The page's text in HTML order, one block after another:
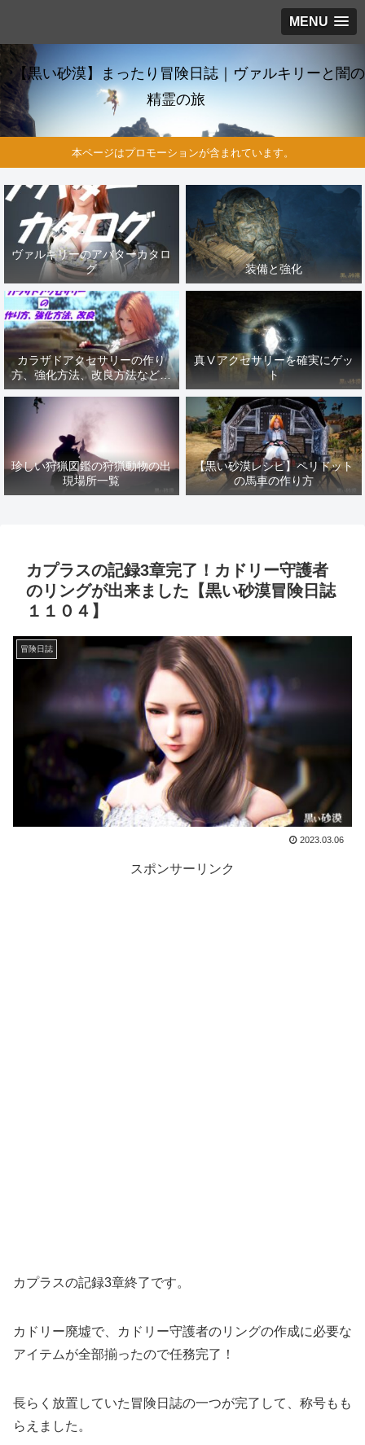
MENU
【黒い砂漠】まったり冒険日誌｜ヴァルキリーと闇の
精霊の旅
本ページはプロモーションが含まれています。
ヴァルキリーのアバターカタロ
グ
装備と強化
カラザドアクセサリーの作り
方、強化方法、改良方法などま
とめ【黒い砂漠冒険日誌１４１
真Ⅴアクセサリーを確実にゲッ
ト
珍しい狩猟図鑑の狩猟動物の出
現場所一覧
【黒い砂漠レシピ】ペリドット
の馬車の作り方
カプラスの記録3章完了！カドリー守護者
のリングが出来ました【黒い砂漠冒険日誌
１１０４】
冒険日誌
2023.03.06
スポンサーリンク
カプラスの記録3章終了です。
カドリー廃墟で、カドリー守護者のリングの作成に必要な
アイテムが全部揃ったので任務完了！
長らく放置していた冒険日誌の一つが完了して、称号もも
らえました。